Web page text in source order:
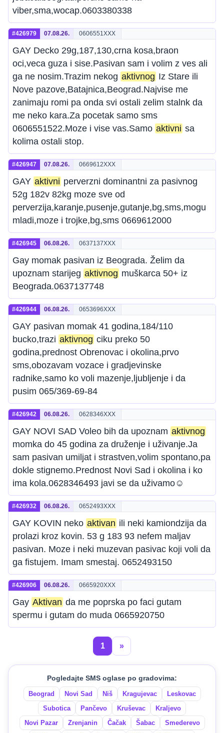
viber,sma,wocap.0603380338
#426979 07.08.26. 0606551XXX
GAY Decko 29g,187,130,crna kosa,braon
oci,veca guza i sise.Pasivan sam i volim z ves ali
ga ne nosim.Trazim nekog aktivnog Iz Stare ili
Nove pazove,Batajnica,Beograd.Najvise me
zanimaju romi pa onda svi ostali zelim stalnk da
me neko kara.Za pocetak samo sms
0606551522.Moze i vise vas.Samo aktivni sa
kolima ostali stop.
#426947 07.08.26. 0669612XXX
GAY aktivni perverzni dominantni za pasivnog
52g 182v 82kg moze sve od
perverzija,karanje,pusenje,gutanje,bg,sms,mogu
mladi,moze i trojke,bg,sms 0669612000
#426945 06.08.26. 0637137XXX
Gay momak pasivan iz Beograda. Želim da
upoznam starijeg aktivnog muškarca 50+ iz
Beograda.0637137748
#426944 06.08.26. 0653696XXX
GAY pasivan momak 41 godina,184/110
bucko,trazi aktivnog ciku preko 50
godina,prednost Obrenovac i okolina,prvo
sms,obozavam vozace i gradjevinske
radnike,samo ko voli mazenje,ljubljenje i da
pusim 065/369-69-84
#426942 06.08.26. 0628346XXX
GAY NOVI SAD Voleo bih da upoznam aktivnog
momka do 45 godina za druženje i uživanje.Ja
sam pasivan umiljat i strastven,volim spontano,pa
dokle stignemo.Prednost Novi Sad i okolina i ko
ima kola.0628346493 javi se da uživamo☺️
#426932 06.08.26. 0652493XXX
GAY KOVIN neko aktivan ili neki kamiondzija da
prolazi kroz kovin. 53 g 183 93 nefem maljav
pasivan. Moze i neki muzevan pasivac koji voli da
ga fistujem. Imam smestaj. 0652493150
#426906 06.08.26. 0665920XXX
Gay Aktivan da me poprska po faci gutam
spermu i gutam do muda 0665920750
1 »
Pogledajte SMS oglase po gradovima:
Beograd Novi Sad Niš Kragujevac
Leskovac
Subotica
Pančevo Kruševac
Kraljevo
Novi Pazar
Zrenjanin Čačak Šabac
Smederevo